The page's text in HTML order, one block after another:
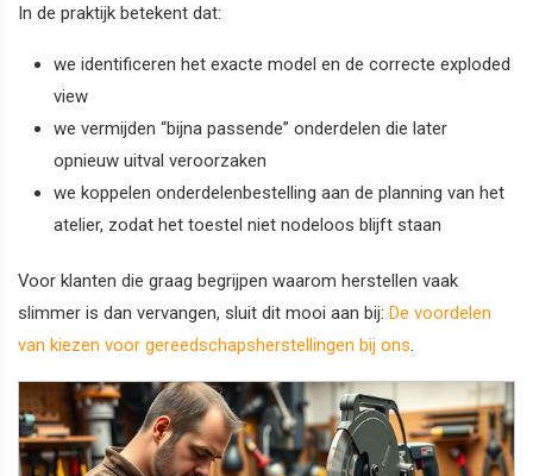
In de praktijk betekent dat:
we identificeren het exacte model en de correcte exploded
view
we vermijden “bijna passende” onderdelen die later
opnieuw uitval veroorzaken
we koppelen onderdelenbestelling aan de planning van het
atelier, zodat het toestel niet nodeloos blijft staan
Voor klanten die graag begrijpen waarom herstellen vaak
slimmer is dan vervangen, sluit dit mooi aan bij: De voordelen
van kiezen voor gereedschapsherstellingen bij ons.